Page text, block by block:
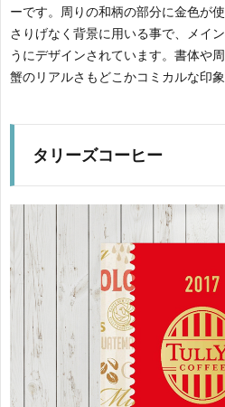
ーです。周りの和柄の部分に金色が
さりげなく背景に用いる事で、メイ
うにデザインされています。書体や
蟹のリアルさもどこかコミカルな印象
タリーズコーヒー